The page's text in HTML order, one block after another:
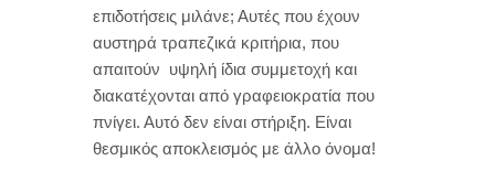
επιδοτήσεις μιλάνε; Αυτές που έχουν
αυστηρά τραπεζικά κριτήρια, που
απαιτούν υψηλή ίδια συμμετοχή και
διακατέχονται από γραφειοκρατία που
πνίγει. Αυτό δεν είναι στήριξη. Είναι
θεσμικός αποκλεισμός με άλλο όνομα!